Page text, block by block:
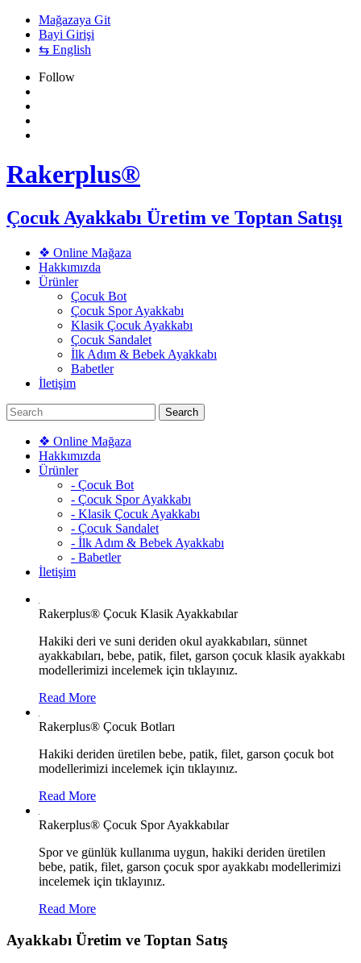
Mağazaya Git
Bayi Girişi
⇆ English
Follow
Rakerplus®
Çocuk Ayakkabı Üretim ve Toptan Satışı
❖ Online Mağaza
Hakkımızda
Ürünler
Çocuk Bot
Çocuk Spor Ayakkabı
Klasik Çocuk Ayakkabı
Çocuk Sandalet
İlk Adım & Bebek Ayakkabı
Babetler
İletişim
❖ Online Mağaza
Hakkımızda
Ürünler
- Çocuk Bot
- Çocuk Spor Ayakkabı
- Klasik Çocuk Ayakkabı
- Çocuk Sandalet
- İlk Adım & Bebek Ayakkabı
- Babetler
İletişim
Rakerplus® Çocuk Klasik Ayakkabılar
Hakiki deri ve suni deriden okul ayakkabıları, sünnet
ayakkabıları, bebe, patik, filet, garson çocuk klasik ayakkabı
modellerimizi incelemek için tıklayınız.
Read More
Rakerplus® Çocuk Botları
Hakiki deriden üretilen bebe, patik, filet, garson çocuk bot
modellerimizi incelemek için tıklayınız.
Read More
Rakerplus® Çocuk Spor Ayakkabılar
Spor ve günlük kullanıma uygun, hakiki deriden üretilen
bebe, patik, filet, garson çocuk spor ayakkabı modellerimizi
incelemek için tıklayınız.
Read More
Ayakkabı Üretim ve Toptan Satış